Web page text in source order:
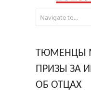
ТЮМЕНЦЫ
ПРИЗЫ ЗА
ОБ ОТЦАХ